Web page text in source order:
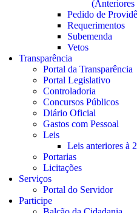
(Anteriores
Pedido de
Requerimentos
Subemenda
Vetos
Transparência
Portal da Transparência
Portal Legislativo
Controladoria
Concursos Públicos
Diário Oficial
Gastos com Pessoal
Leis
Leis anteriores à
Portarias
Licitações
Serviços
Portal do Servidor
Participe